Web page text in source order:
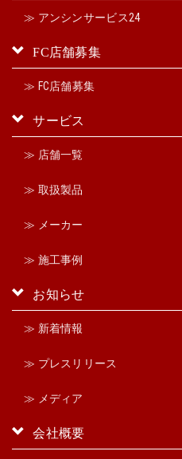
≫ アンシンサービス24
FC店舗募集
≫ FC店舗募集
サービス
≫ 店舗一覧
≫ 取扱製品
≫ メーカー
≫ 施工事例
お知らせ
≫ 新着情報
≫ プレスリリース
≫ メディア
会社概要